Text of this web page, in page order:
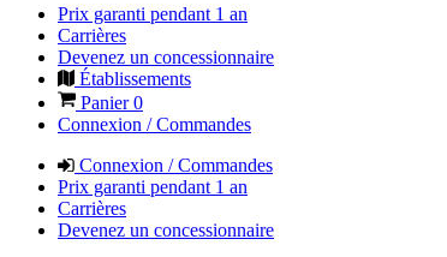
Prix garanti pendant 1 an
Carrières
Devenez un concessionnaire
Établissements
Panier0
Connexion / Commandes
Connexion / Commandes
Prix garanti pendant 1 an
Carrières
Devenez un concessionnaire